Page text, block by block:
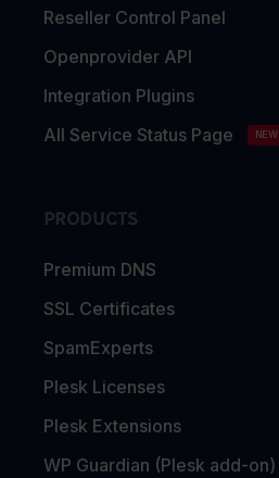
Reseller Control Panel
Openprovider API
Integration Plugins
All Service Status Page
NEW
PRODUCTS
Premium DNS
SSL Certificates
SpamExperts
Plesk Licenses
Plesk Extensions
WP Guardian (Plesk add-on)